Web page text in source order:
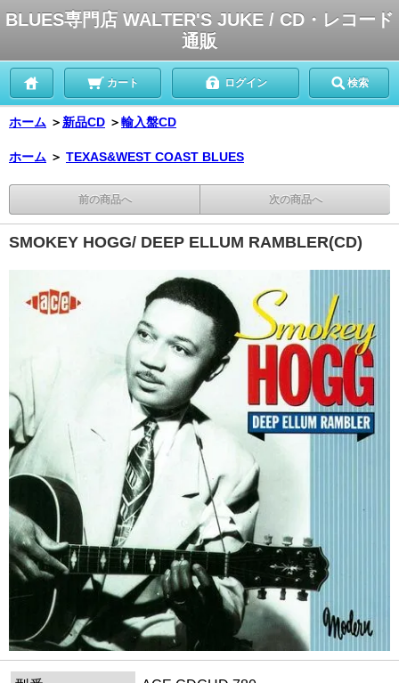
BLUES専門店 WALTER'S JUKE / CD・レコード
通販
カート ログイン 検索
ホーム ＞ 新品CD ＞輸入盤CD
ホーム ＞ TEXAS&WEST COAST BLUES
前の商品へ 次の商品へ
SMOKEY HOGG/ DEEP ELLUM RAMBLER(CD)